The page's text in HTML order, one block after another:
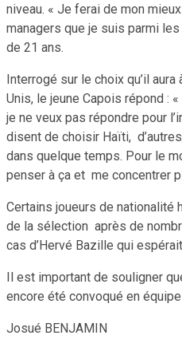
niveau. « Je ferai de mon
managers que je suis parmi
de 21 ans.
Interrogé sur le choix qu’il
Unis, le jeune Capois répond :
je ne veux pas répondre pour
disent de choisir Haïti,
dans quelque temps. Pour le
penser à ça et me concentrer
Certains joueurs de
de la sélection après de
cas d’Hervé Bazille qui
Il est important de souligner
encore été convoqué en
Josué BENJAMIN